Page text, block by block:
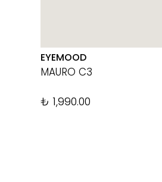
EYEMOOD
MAURO C3
₺ 1,990.00